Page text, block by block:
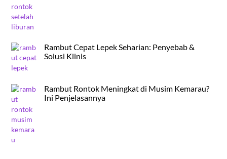
Rambut Cepat Lepek Seharian: Penyebab &
Solusi Klinis
Rambut Rontok Meningkat di Musim Kemarau?
Ini Penjelasannya